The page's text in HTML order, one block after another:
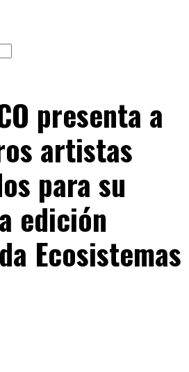
presenta a
artistas
para su
edición
Ecosistemas